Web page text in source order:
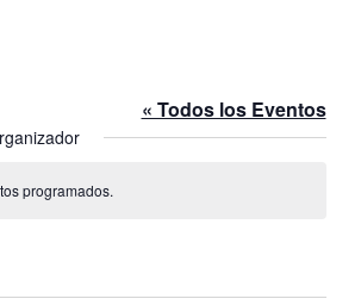
« Todos los Eventos
programados.